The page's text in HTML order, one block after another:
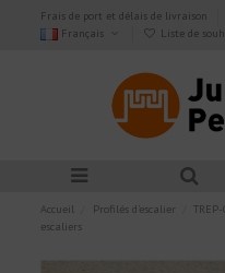
Frais de port et délais de livraison
Français
Liste de
Accueil Profilés d'escalier
escaliers